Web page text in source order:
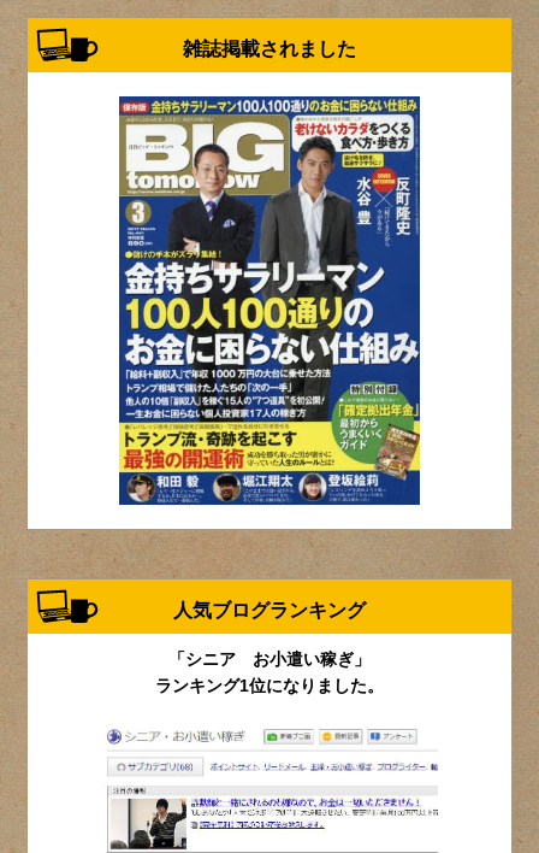
雑誌掲載されました
人気ブログランキング
「シニア お小遣い稼ぎ」
ランキング1位になりました。